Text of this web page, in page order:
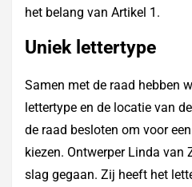
het belang van Artikel 1.
Uniek lettertype
Samen met de raad hebben
lettertype en de locatie van
de raad besloten om voor
kiezen. Ontwerper Linda van
slag gegaan. Zij heeft het